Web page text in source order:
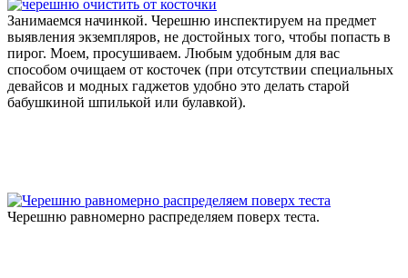
Занимаемся начинкой. Черешню инспектируем на предмет
выявления экземпляров, не достойных того, чтобы попасть в
пирог. Моем, просушиваем. Любым удобным для вас
способом очищаем от косточек (при отсутствии специальных
девайсов и модных гаджетов удобно это делать старой
бабушкиной шпилькой или булавкой).
Черешню равномерно распределяем поверх теста.